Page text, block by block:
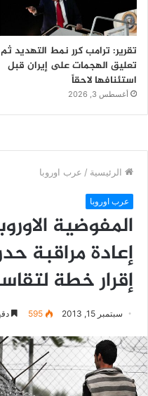
تقرير: ترامب كرر نمط التهديد ثم
تعليق الهجمات على إيران قبل
استئنافها لاحقاً
أغسطس 3, 2026